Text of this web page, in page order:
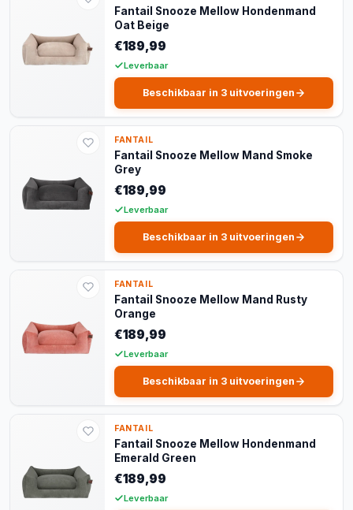
Fantail Snooze Mellow Hondenmand
Oat Beige
€189,99
Leverbaar
Beschikbaar in 3 uitvoeringen
FANTAIL
Fantail Snooze Mellow Mand Smoke
Grey
€189,99
Leverbaar
Beschikbaar in 3 uitvoeringen
FANTAIL
Fantail Snooze Mellow Mand Rusty
Orange
€189,99
Leverbaar
Beschikbaar in 3 uitvoeringen
FANTAIL
Fantail Snooze Mellow Hondenmand
Emerald Green
€189,99
Leverbaar